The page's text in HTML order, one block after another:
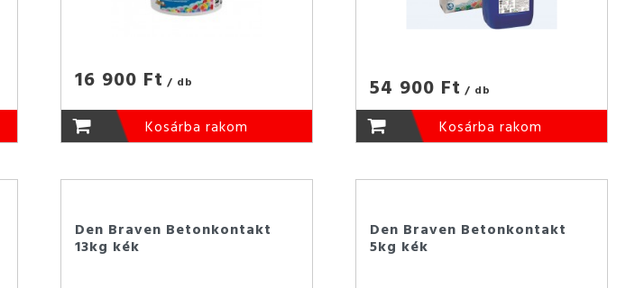
16 900 Ft / db
Kosárba rakom
54 900 Ft / db
Kosárba rakom
Den Braven Betonkontakt
13kg kék
Den Braven Betonkontakt
5kg kék